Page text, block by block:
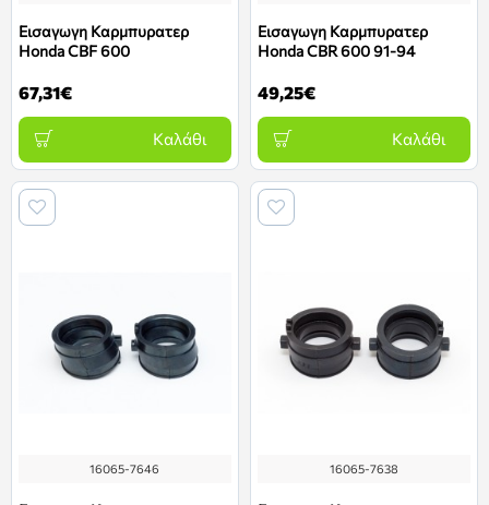
Εισαγωγη Καρμπυρατερ
Honda CBF 600
67,31€
Καλάθι
Εισαγωγη Καρμπυρατερ
Honda CBR 600 91-94
49,25€
Καλάθι
16065-7646 16065-7638